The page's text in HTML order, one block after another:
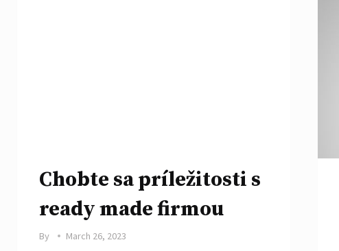
Chobte sa príležitosti s
ready made firmou
By March 26, 2023